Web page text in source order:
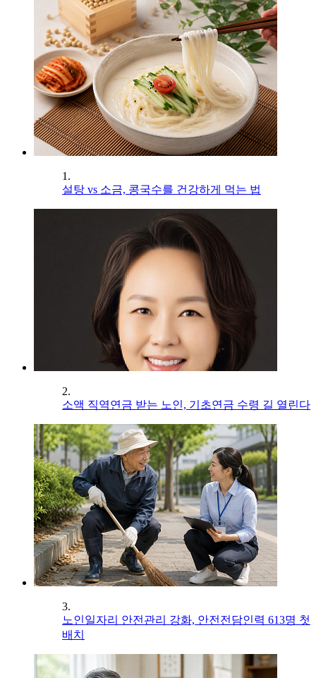
1.
설탕 vs 소금, 콩국수를 건강하게 먹는 법
2.
소액 직역연금 받는 노인, 기초연금 수령 길 열린다
3.
노인일자리 안전관리 강화, 안전전담인력 613명 첫
배치